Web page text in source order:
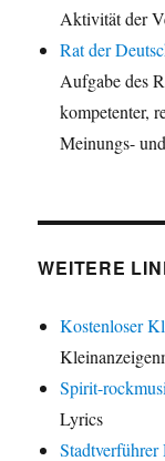
Aktivität der
Rat der
Aufgabe des
kompetenter,
Meinungs-
WEITERE
Kostenloser
Spirit-
Lyrics
Stadtverführer